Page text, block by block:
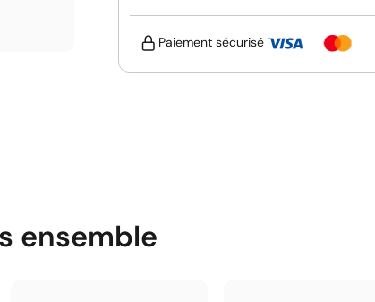
Paiement sécurisé
ensemble